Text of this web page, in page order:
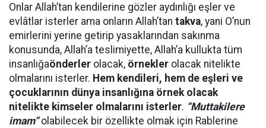
Onlar Allah’tan kendilerine gözler aydınlığı eşler ve
evlâtlar isterler ama onların Allah’tan takva, yani O’nun
emirlerini yerine getirip yasaklarından sakınma
konusunda, Allah’a teslimiyette, Allah’a kullukta tüm
insanlığaönderler olacak, örnekler olacak nitelikte
olmalarını isterler. Hem kendileri, hem de eşleri ve
çocuklarının dünya insanlığına örnek olacak
nitelikte kimseler olmalarını isterler. “Muttakilere
imam”olabilecek bir özellikte olmak için Rablerine